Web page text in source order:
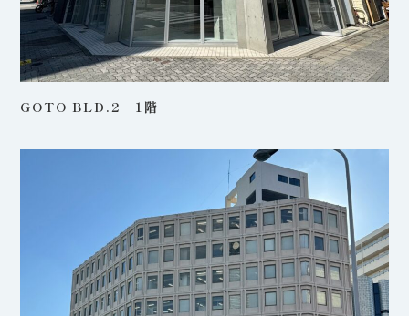
GOTO BLD.2 1階